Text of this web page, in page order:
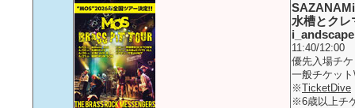
水槽とクレ
11:40/12:00
優先入場チ
一般チケッ
※TicketDive
※6歳以上チ